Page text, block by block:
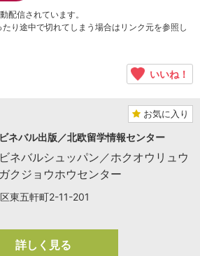
配信されています。
り途中で切れてしまう場合はリンク元を参照し
いいね！
お気に入り
ビネバル出版／北欧留学情報センター
ビネバルシュッパン／ホクオウリュウ
ガクジョウホウセンター
東五軒町2-11-201
詳しく見る